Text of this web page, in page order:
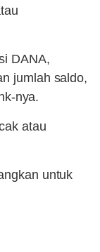
DANA,
jumlah saldo,
nya.
atau
untuk